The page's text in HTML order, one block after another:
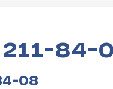
84-
08